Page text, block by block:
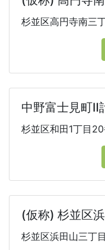
杉並区高円寺南三
中野富士見町Ⅱ
杉並区和田1丁目
(仮称) 杉並区
杉並区浜田山三丁